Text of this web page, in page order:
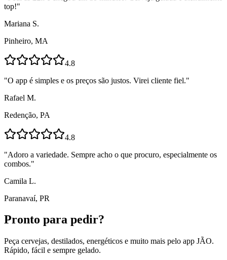
top!"
Mariana S.
Pinheiro, MA
4.8
"O app é simples e os preços são justos. Virei cliente fiel."
Rafael M.
Redenção, PA
4.8
"Adoro a variedade. Sempre acho o que procuro, especialmente os
combos."
Camila L.
Paranavaí, PR
Pronto para pedir?
Peça cervejas, destilados, energéticos e muito mais pelo app JÃO.
Rápido, fácil e sempre gelado.